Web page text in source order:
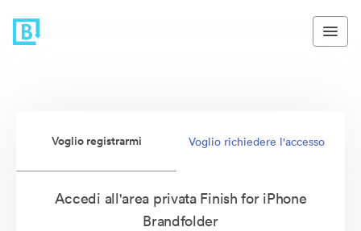
Voglio registrarmi Voglio richiedere l'accesso
Accedi all'area privata Finish for iPhone
Brandfolder